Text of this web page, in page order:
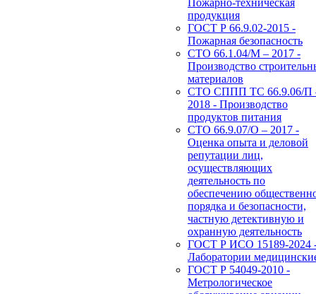
Пожарно-техническая
продукция
ГОСТ Р 66.9.02-2015 -
Пожарная безопасность
СТО 66.1.04/М – 2017 -
Производство
материалов
СТО СППП ТС 66.9.06/П
2018 - Производство
продуктов питания
СТО 66.9.07/О – 2017 -
Оценка опыта и деловой
репутации лиц,
осуществляющих
деятельность по
обеспечению
порядка и безопасности,
частную детективную и
охранную деятельность
ГОСТ Р ИСО 15189-2024
Лаборатории
ГОСТ Р 54049-2010 -
Метрологическое